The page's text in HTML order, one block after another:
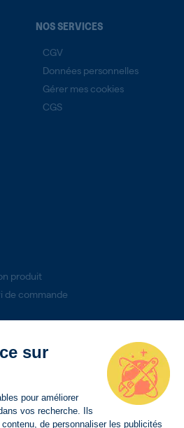
sur
pour améliorer
vos recherche. Ils
de personnaliser les publicités
NOS SERVICES
CGV
Données personnelles
Gérer mes cookies
CGS
produit
de commande